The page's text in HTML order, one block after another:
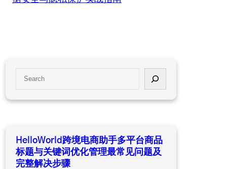
a
h
HelloWorld跨境电商助手多平台商品
标题与关键词优化管理最常见问题及
完整解决步骤